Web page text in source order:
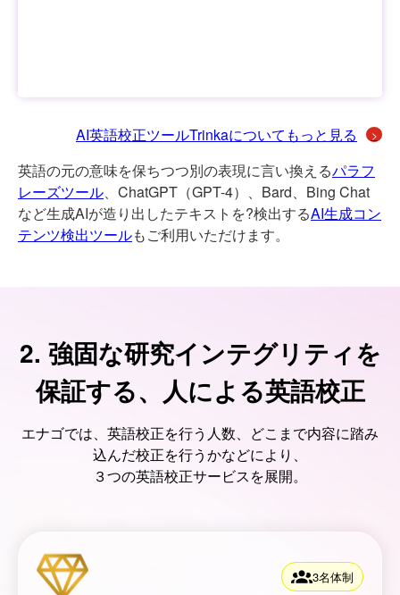
AI英語校正ツールTrinkaについてもっと見る
英語の元の意味を保ちつつ別の表現に言い換えるパラフ
レーズツール 、ChatGPT（GPT-4）、Bard、Bing Chat
など生成AIが造り出したテキストを?検出するAI生成コン
テンツ検出ツールもご利用いただけます。
2. 強固な研究インテグリティを
保証する、人による英語校正
エナゴでは、英語校正を行う人数、どこまで内容に踏み
込んだ校正を行うかなどにより、
３つの英語校正サービスを展開。
3名体制